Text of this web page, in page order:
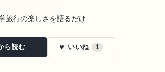
旅行の楽しさを語るだけ
ら読む ♥ いいね 1